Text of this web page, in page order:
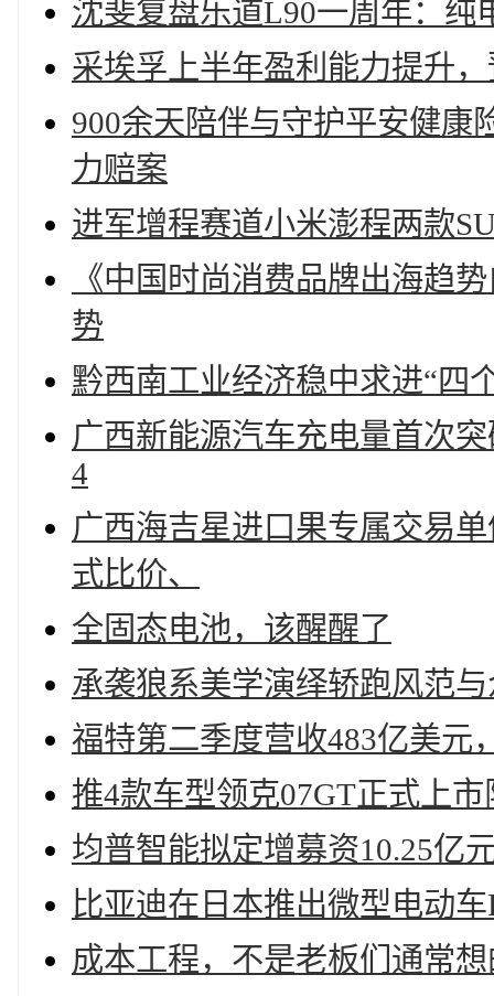
沈斐复盘乐道L90一周年：纯
采埃孚上半年盈利能力提升
900余天陪伴与守护平安健康
力赔案
进军增程赛道小米澎程两款
《中国时尚消费品牌出海趋
势
黔西南工业经济稳中求进“四
广西新能源汽车充电量首次
4
广西海吉星进口果专属交易
式比价、
全固态电池，该醒醒了
承袭狼系美学演绎轿跑风范
福特第二季度营收483亿美元
推4款车型领克07GT正式上
均普智能拟定增募资10.25亿
比亚迪在日本推出微型电动车
成本工程，不是老板们通常